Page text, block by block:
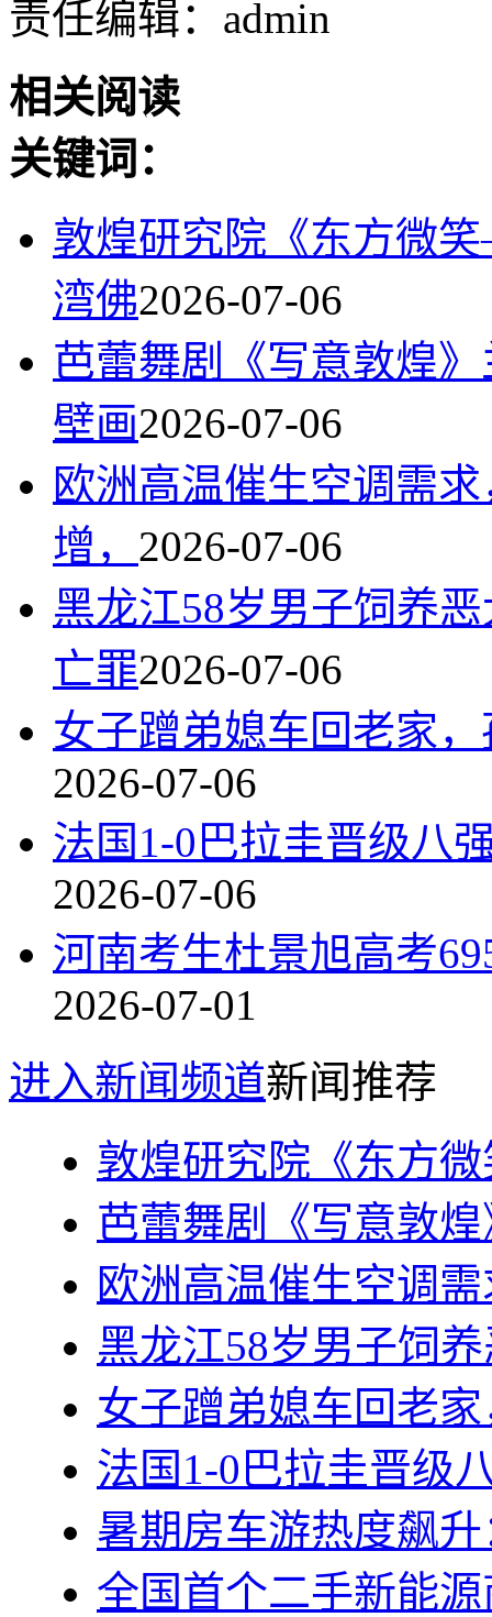
责任编辑：admin
相关阅读
关键词：
敦煌研究院《东方微
湾佛2026-07-06
芭蕾舞剧《写意敦煌
壁画2026-07-06
欧洲高温催生空调需
增， 2026-07-06
黑龙江58岁男子饲养
亡罪2026-07-06
女子蹭弟媳车回老家
2026-07-06
法国1-0巴拉圭晋级八
2026-07-06
河南考生杜景旭高考
2026-07-01
进入新闻频道新闻推荐
敦煌研究院《东方
芭蕾舞剧《写意敦
欧洲高温催生空调
黑龙江58岁男子饲
女子蹭弟媳车回老
法国1-0巴拉圭晋级
暑期房车游热度飙
全国首个二手新能